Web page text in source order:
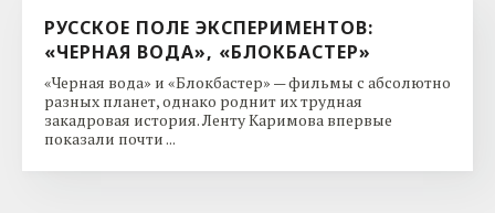
РУССКОЕ ПОЛЕ ЭКСПЕРИМЕНТОВ:
«ЧЕРНАЯ ВОДА», «БЛОКБАСТЕР»
«Черная вода» и «Блокбастер» — фильмы с абсолютно
разных планет, однако роднит их трудная
закадровая история. Ленту Каримова впервые
показали почти ...